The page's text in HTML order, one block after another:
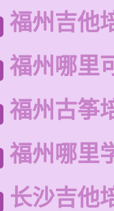
福州吉他
福州哪里
福州古筝
福州哪里
长沙吉他